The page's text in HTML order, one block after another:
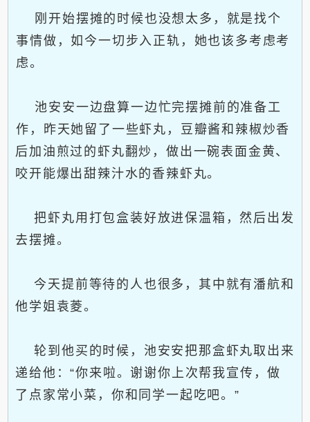
刚开始摆摊的时候也没想太多，就是找个
事情做，如今一切步入正轨，她也该多考虑考
虑。
池安安一边盘算一边忙完摆摊前的准备工
作，昨天她留了一些虾丸，豆瓣酱和辣椒炒香
后加油煎过的虾丸翻炒，做出一碗表面金黄、
咬开能爆出甜辣汁水的香辣虾丸。
把虾丸用打包盒装好放进保温箱，然后出发
去摆摊。
今天提前等待的人也很多，其中就有潘航和
他学姐袁菱。
轮到他买的时候，池安安把那盒虾丸取出来
递给他：“你来啦。谢谢你上次帮我宣传，做
了点家常小菜，你和同学一起吃吧。”